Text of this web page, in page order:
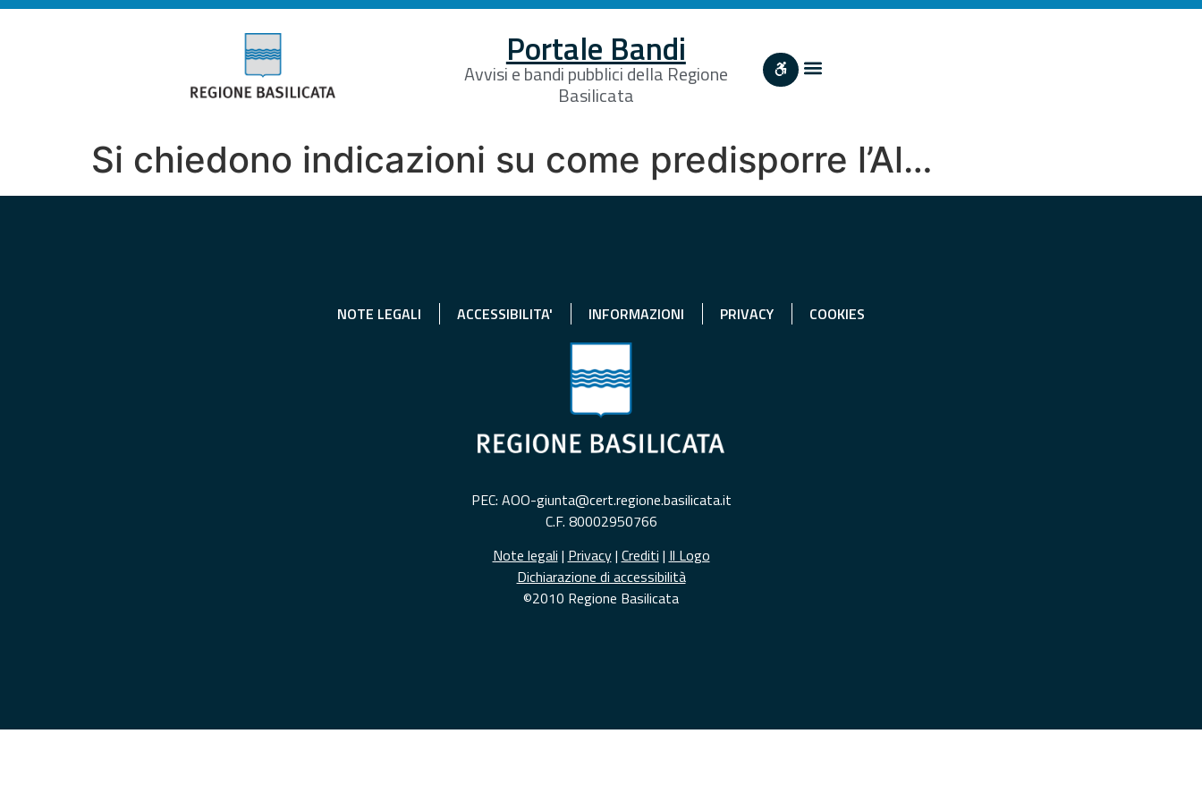
Portale Bandi
Avvisi e bandi pubblici della Regione
Basilicata
Si chiedono indicazioni su come predisporre l’Al…
NOTE LEGALI ACCESSIBILITA' INFORMAZIONI PRIVACY COOKIES
PEC: AOO-giunta@cert.regione.basilicata.it
C.F. 80002950766
Note legali | Privacy| Crediti | Il Logo
Dichiarazione di accessibilità
©2010 Regione Basilicata